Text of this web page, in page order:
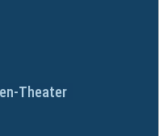
Theater